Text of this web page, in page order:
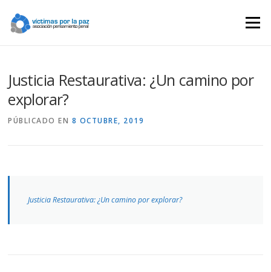
contenido
Menú
Justicia Restaurativa: ¿Un camino por
explorar?
PÚBLICADO EN 8 OCTUBRE, 2019
Justicia Restaurativa: ¿Un camino por explorar?